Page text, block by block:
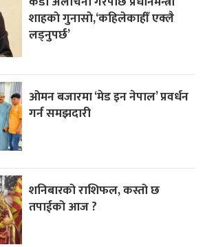
शाहकाे गुनासाे,‘कहिलेकाहीँ एक्लै
लड्नुपर्छ’
ओमन बजारमा ‘मेड इन नेपाल’ प्रवर्धन
गर्न समझदारी
शनिबारको राशिफल, कस्तो छ
तपाईको आज ?